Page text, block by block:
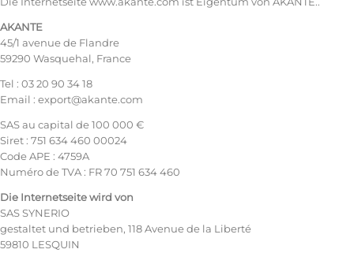
AKANTE
45/1 avenue de Flandre
59290 Wasquehal, France
Tel : 03 20 90 34 18
Email : export@akante.com
SAS au capital de 100 000 €
Siret : 751 634 460 00024
Code APE : 4759A
Numéro de TVA : FR 70 751 634 460
Die Internetseite wird von
SAS SYNERIO
gestaltet und betrieben, 118 Avenue de la Liberté
59810 LESQUIN